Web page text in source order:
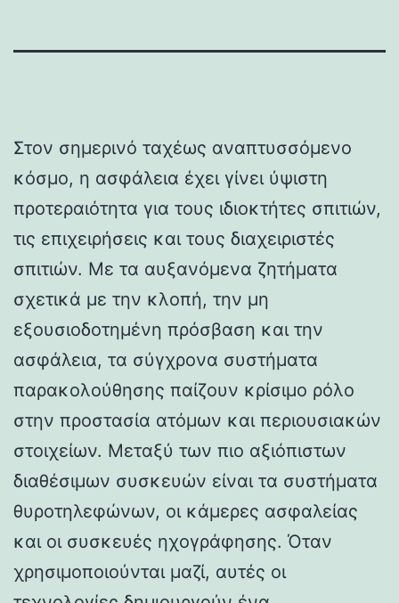
Στον σημερινό ταχέως αναπτυσσόμενο
κόσμο, η ασφάλεια έχει γίνει ύψιστη
προτεραιότητα για τους ιδιοκτήτες σπιτιών,
τις επιχειρήσεις και τους διαχειριστές
σπιτιών. Με τα αυξανόμενα ζητήματα
σχετικά με την κλοπή, την μη
εξουσιοδοτημένη πρόσβαση και την
ασφάλεια, τα σύγχρονα συστήματα
παρακολούθησης παίζουν κρίσιμο ρόλο
στην προστασία ατόμων και περιουσιακών
στοιχείων. Μεταξύ των πιο αξιόπιστων
διαθέσιμων συσκευών είναι τα συστήματα
θυροτηλεφώνων, οι κάμερες ασφαλείας
και οι συσκευές ηχογράφησης. Όταν
χρησιμοποιούνται μαζί, αυτές οι